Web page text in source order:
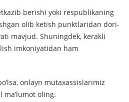
berishi yoki respublikaning
olib ketish punktlaridan dori-
mavjud. Shuningdek, kerakli
imkoniyatidan ham
onlayn mutaxassislarimiz
ma’lumot oling.